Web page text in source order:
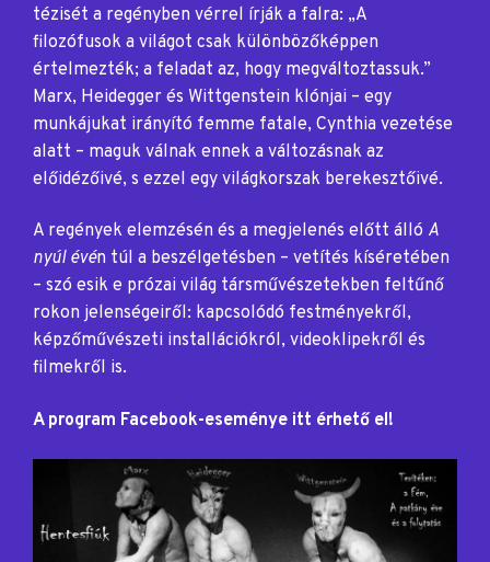
tézisét a regényben vérrel írják a falra: „A
filozófusok a világot csak különbözőképpen
értelmezték; a feladat az, hogy megváltoztassuk.”
Marx, Heidegger és Wittgenstein klónjai – egy
munkájukat irányító femme fatale, Cynthia vezetése
alatt – maguk válnak ennek a változásnak az
előidézőivé, s ezzel egy világkorszak berekesztőivé.
A regények elemzésén és a megjelenés előtt álló A
nyúl évén túl a beszélgetésben – vetítés kíséretében
– szó esik e prózai világ társművészetekben feltűnő
rokon jelenségeiről: kapcsolódó festményekről,
képzőművészeti installációkról, videoklipekről és
filmekről is.
A program Facebook-eseménye itt érhető el!